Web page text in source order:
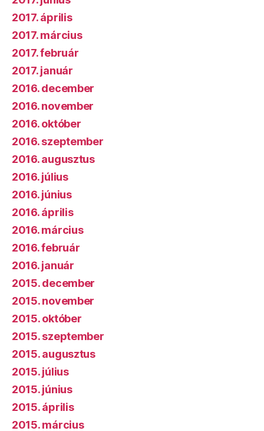
2017. április
2017. március
2017. február
2017. január
2016. december
2016. november
2016. október
2016. szeptember
2016. augusztus
2016. július
2016. június
2016. április
2016. március
2016. február
2016. január
2015. december
2015. november
2015. október
2015. szeptember
2015. augusztus
2015. július
2015. június
2015. április
2015. március